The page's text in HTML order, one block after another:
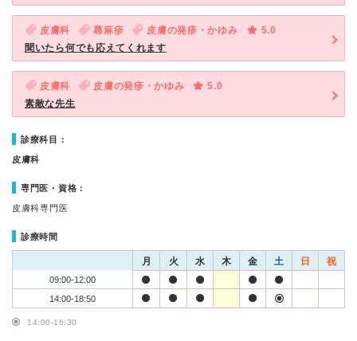
皮膚科 蕁麻疹 皮膚の発疹・かゆみ
5.0
聞いたら何でも応えてくれます
皮膚科 皮膚の発疹・かゆみ
5.0
素敵な先生
診療科目：
皮膚科
専門医・資格：
皮膚科専門医
診療時間
月 火 水 木 金 土 日 祝
09:00-12:00
14:00-18:50
14:00-16:30